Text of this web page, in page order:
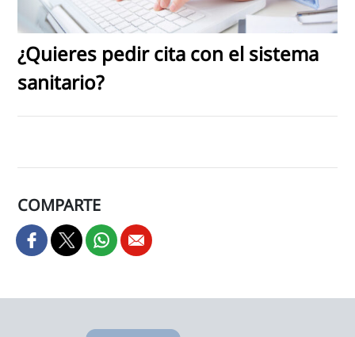
¿Quieres pedir cita con el sistema
sanitario?
COMPARTE